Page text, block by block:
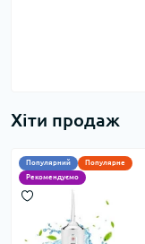
Хіти продаж
Популярний
Популярне
Рекомендуємо